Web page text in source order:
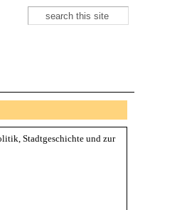
Suchformular
Suche
Stadtgeschichte und zur